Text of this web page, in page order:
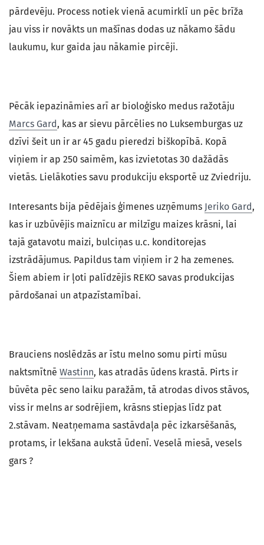
pārdevēju. Process notiek vienā acumirklī un pēc brīža
jau viss ir novākts un mašīnas dodas uz nākamo šādu
laukumu, kur gaida jau nākamie pircēji.
Pēcāk iepazināmies arī ar bioloģisko medus ražotāju
Marcs Gard, kas ar sievu pārcēlies no Luksemburgas uz
dzīvi šeit un ir ar 45 gadu pieredzi biškopībā. Kopā
viņiem ir ap 250 saimēm, kas izvietotas 30 dažādās
vietās. Lielākoties savu produkciju eksportē uz Zviedriju.
Interesants bija pēdējais ģimenes uzņēmums Jeriko Gard,
kas ir uzbūvējis maiznīcu ar milzīgu maizes krāsni, lai
tajā gatavotu maizi, bulciņas u.c. konditorejas
izstrādājumus. Papildus tam viņiem ir 2 ha zemenes.
Šiem abiem ir ļoti palīdzējis REKO savas produkcijas
pārdošanai un atpazīstamībai.
Brauciens noslēdzās ar īstu melno somu pirti mūsu
naktsmītnē Wastinn, kas atradās ūdens krastā. Pirts ir
būvēta pēc seno laiku paražām, tā atrodas divos stāvos,
viss ir melns ar sodrējiem, krāsns stiepjas līdz pat
2.stāvam. Neatņemama sastāvdaļa pēc izkarsēšanās,
protams, ir lekšana aukstā ūdenī. Veselā miesā, vesels
gars ?